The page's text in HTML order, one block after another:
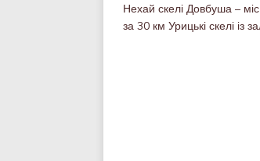
Нехай скелі Довбуша –
за 30 км Урицькі скелі із